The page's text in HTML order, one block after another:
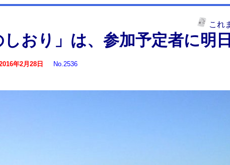
これ
しおり」は、参加予定者に明
年2月28日 No.2536